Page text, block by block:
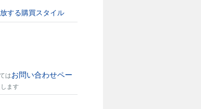
する購買スタイル
はお問い合わせペー
ます